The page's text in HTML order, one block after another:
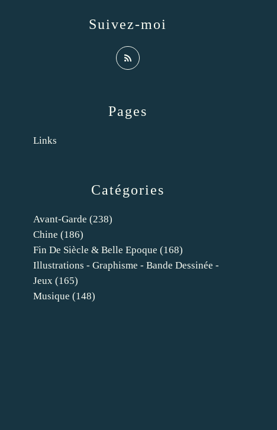
Catégories
Avant-Garde (238)
Chine (186)
Fin De Siècle & Belle Epoque (168)
Illustrations - Graphisme - Bande Dessinée -
Jeux (165)
Musique (148)
Pages
Links
Suivez-moi